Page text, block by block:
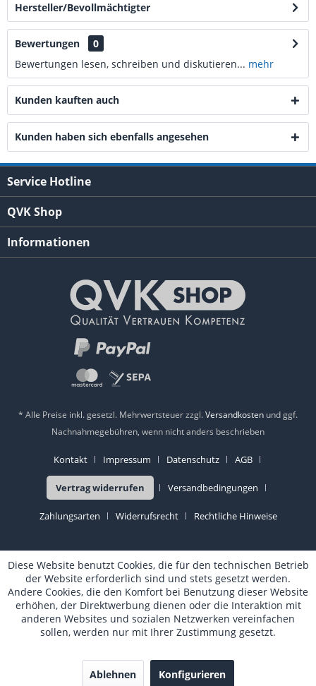
Hersteller/Bevollmächtigter
Bewertungen
0
Bewertungen lesen, schreiben und diskutieren... mehr
Kunden kauften auch
Kunden haben sich ebenfalls angesehen
Service Hotline
QVK Shop
Informationen
* Alle Preise inkl. gesetzl. Mehrwertsteuer zzgl.Versandkosten und ggf.
Nachnahmegebühren, wenn nicht anders beschrieben
Kontakt Impressum Datenschutz AGB
Vertrag widerrufen Versandbedingungen
Zahlungsarten Widerrufsrecht Rechtliche Hinweise
Diese Website benutzt Cookies, die für den technischen Betrieb
der Website erforderlich sind und stets gesetzt werden.
Andere Cookies, die den Komfort bei Benutzung dieser Website
erhöhen, der Direktwerbung dienen oder die Interaktion mit
anderen Websites und sozialen Netzwerken vereinfachen
sollen, werden nur mit Ihrer Zustimmung gesetzt.
Ablehnen Konfigurieren